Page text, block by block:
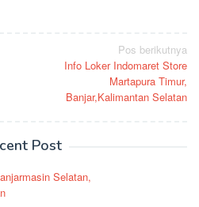
Pos berikutnya
Info Loker Indomaret Store
Martapura Timur,
Banjar,Kalimantan Selatan
Post
Selatan,